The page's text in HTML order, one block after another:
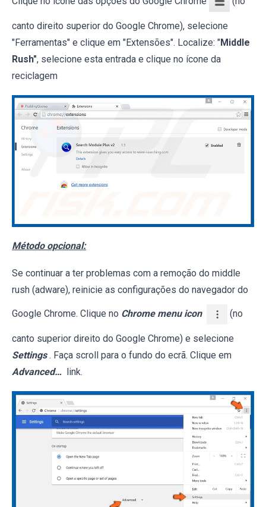
canto direito superior do Google Chrome), selecione
"Ferramentas" e clique em "Extensões". Localize: "Middle
Rush", selecione esta entrada e clique no ícone da
reciclagem
Método opcional:
Se continuar a ter problemas com a remoção do middle
rush (adware), reinicie as configurações do navegador do
Google Chrome. Clique no Chrome menu icon (no
canto superior direito do Google Chrome) e selecione
Settings . Faça scroll para o fundo do ecrã. Clique em
Advanced… link.